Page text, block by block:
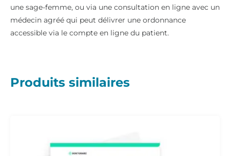
une sage-femme, ou via une consultation en ligne avec un
médecin agréé qui peut délivrer une ordonnance
accessible via le compte en ligne du patient.
Produits similaires